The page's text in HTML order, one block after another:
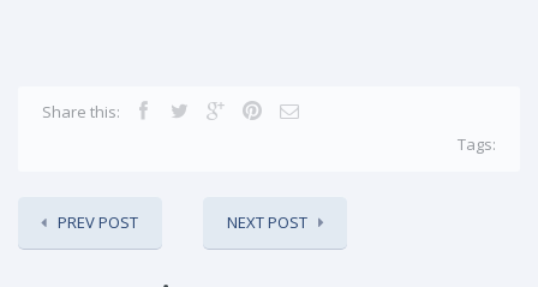
Share this:
Tags:
PREV POST NEXT POST